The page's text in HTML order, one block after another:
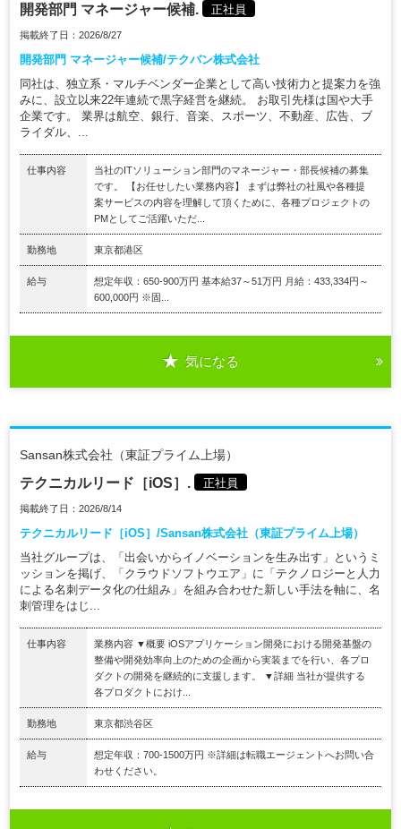
開発部門 マネージャー候補. 正社員
掲載終了日：2026/8/27
開発部門 マネージャー候補/テクバン株式会社
同社は、独立系・マルチベンダー企業として高い技術力と提案力を強
みに、設立以来22年連続で黒字経営を継続。 お取引先様は国や大手
企業です。 業界は航空、銀行、音楽、スポーツ、不動産、広告、ブ
ライダル、...
仕事内容
当社のITソリューション部門のマネージャー・部長候補の募集
です。 【お任せしたい業務内容】 まずは弊社の社風や各種提
案サービスの内容を理解して頂くために、各種プロジェクトの
PMとしてご活躍いただ...
勤務地 東京都港区
給与
想定年収：650-900万円 基本給37～51万円 月給：433,334円～
600,000円 ※固...
気になる
Sansan株式会社（東証プライム上場）
テクニカルリード［iOS］. 正社員
掲載終了日：2026/8/14
テクニカルリード［iOS］/Sansan株式会社（東証プライム上場）
当社グループは、「出会いからイノベーションを生み出す」というミ
ッションを掲げ、「クラウドソフトウエア」に「テクノロジーと人力
による名刺データ化の仕組み」を組み合わせた新しい手法を軸に、名
刺管理をはじ...
仕事内容
業務内容 ▼概要 iOSアプリケーション開発における開発基盤の
整備や開発効率向上のための企画から実装までを行い、各プロ
ダクトの開発を継続的に支援します。 ▼詳細 当社が提供する
各プロダクトにおけ...
勤務地 東京都渋谷区
給与
想定年収：700-1500万円 ※詳細は転職エージェントへお問い合
わせください。